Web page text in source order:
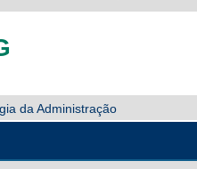
da Administração